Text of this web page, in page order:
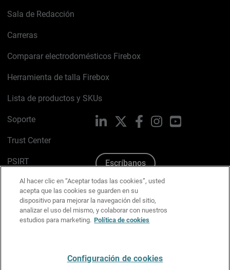
Sala de Redacción
Carreras
Comparar electrodomésticos Firebox
Herramienta de talla Firebox
Lista de productos y SKUs
Soporte
Trust Center
PSIRT
Política de cookies
Política de privacidad
Kit de medios y marca
LinkedIn FacebookInstagramYouTube
Escríbanos
Al hacer clic en “Aceptar todas las cookies”, usted
acepta que las cookies se guarden en su
dispositivo para mejorar la navegación del sitio,
analizar el uso del mismo, y colaborar con nuestros
estudios para marketing. Política de cookies
Configuración de cookies